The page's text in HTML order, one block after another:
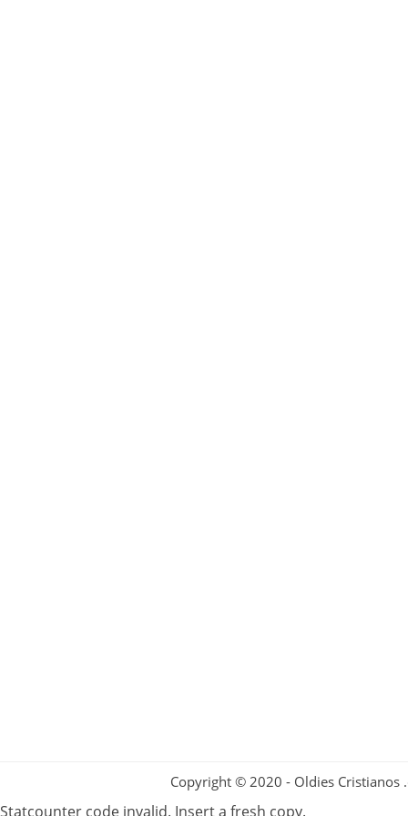
Copyright © 2020 - Oldies Cristianos
Statcounter code invalid. Insert a fresh copy.